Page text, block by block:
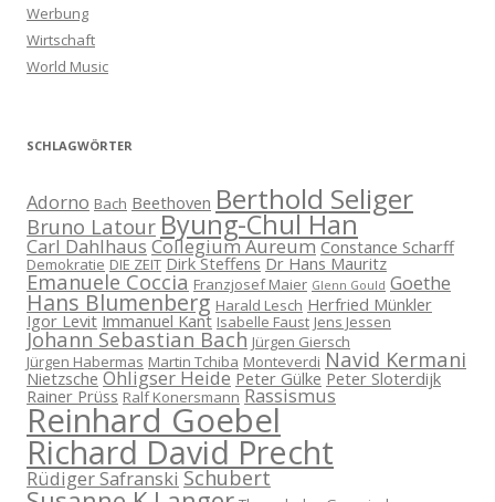
Werbung
Wirtschaft
World Music
SCHLAGWÖRTER
Adorno Bach Beethoven Berthold Seliger
Bruno Latour Byung-Chul Han
Carl Dahlhaus Collegium Aureum Constance Scharff
Demokratie DIE ZEIT Dirk Steffens Dr Hans Mauritz
Emanuele Coccia Franzjosef Maier Glenn Gould Goethe
Hans Blumenberg Harald Lesch Herfried Münkler
Igor Levit Immanuel Kant Isabelle Faust Jens Jessen
Johann Sebastian Bach Jürgen Giersch
Jürgen Habermas Martin Tchiba Monteverdi Navid Kermani
Nietzsche Ohligser Heide Peter Gülke Peter Sloterdijk
Rainer Prüss Ralf Konersmann Rassismus
Reinhard Goebel
Richard David Precht
Rüdiger Safranski Schubert